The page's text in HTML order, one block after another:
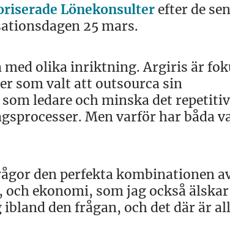
Lönekonsulter efter de
25 mars.
med olika inriktning. Argiris är
som valt att outsourca sin
ledare och minska det
Men varför har båda
den perfekta kombinationen
ekonomi, som jag också
den frågan, och det där är